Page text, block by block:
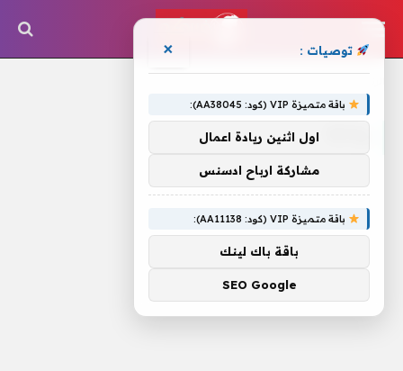
توصيات : ×
باقة متميزة VIP (كود: AA38045):
اول اثنين ريادة اعمال
مشاركة ارباح ادسنس
باقة متميزة VIP (كود: AA11138):
باقة باك لينك
SEO Google